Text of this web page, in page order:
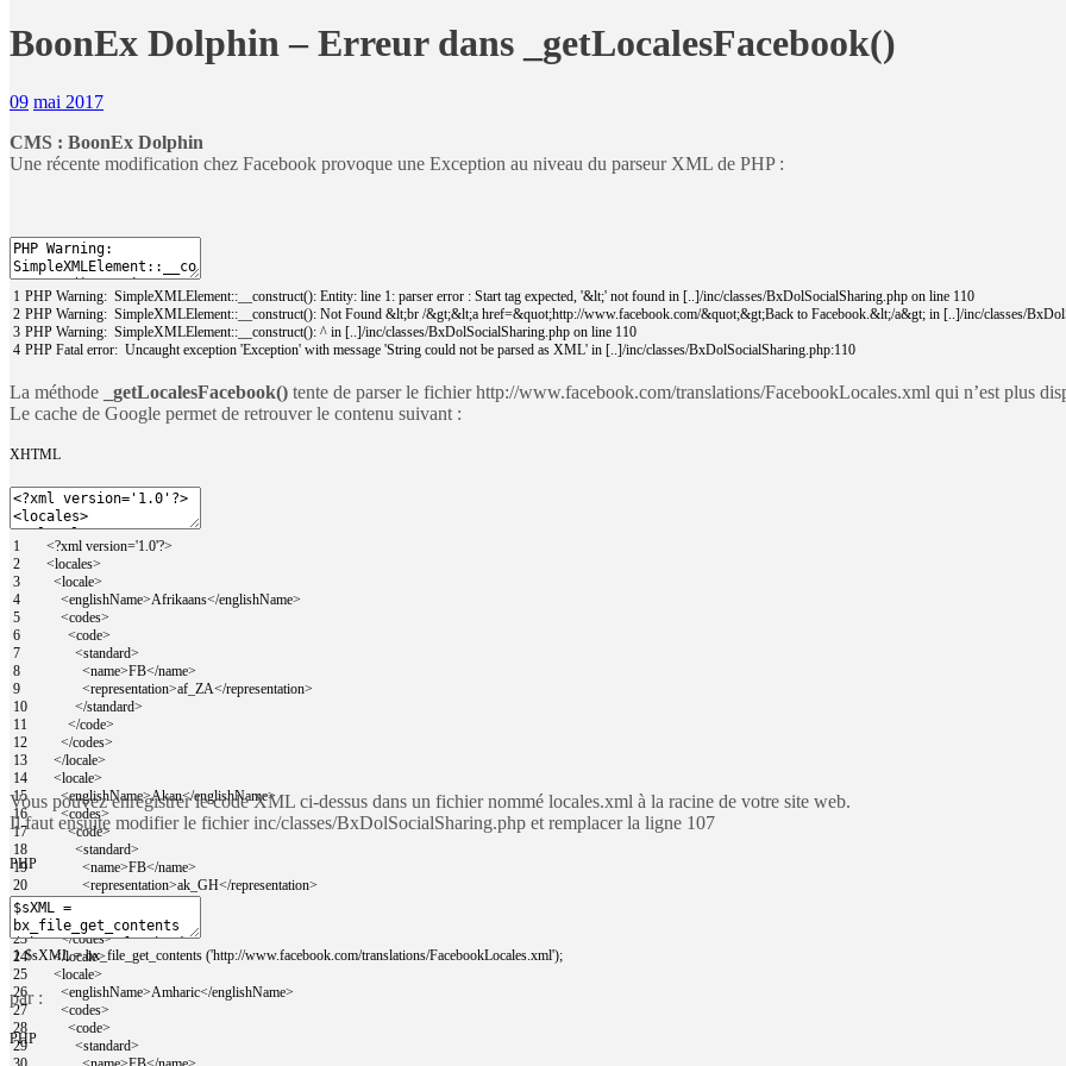
BoonEx Dolphin – Erreur dans _getLocalesFacebook()
09 mai 2017
CMS : BoonEx Dolphin
Une récente modification chez Facebook provoque une Exception au niveau du parseur XML de PHP :
1
2
3
4
PHP Warning: SimpleXMLElement:: __construct(): Entity: line 1 : parser error : Start tag expected '&lt;' not found in [ ]/inc/classes/BxDolSocialSharing php on line 110
PHP Warning: SimpleXMLElement:: __construct(): Not Found &lt;br /&gt;&lt;a href=&quot;http://www.facebook.com/&quot;&gt;Back to Facebook.&lt;/a&gt; in [..]/inc/classes/
PHP Warning: SimpleXMLElement:: __construct(): ^ in [ ]/inc/classes/BxDolSocialSharing php on line 110
PHP Fatal error: Uncaught exception 'Exception' with message 'String could not be parsed as XML' in [ ]/inc/classes/BxDolSocialSharing php:110
La méthode _getLocalesFacebook() tente de parser le fichier http://www.facebook.com/translations/FacebookLocales.xml qui n’est plus
Le cache de Google permet de retrouver le contenu suivant :
XHTML
1
2
3
4
5
6
7
8
9
10
11
12
13
14
15
16
17
18
19
20
21
22
23
24
25
26
27
28
29
<?xml version='1.0'?>
<locales>
<locale>
<englishName>Afrikaans</englishName>
<codes>
<code>
<standard>
<name>FB</name>
<representation>af_ZA</representation>
</standard>
</code>
</codes>
</locale>
<locale>
<englishName>Akan</englishName>
<codes>
<code>
<standard>
<name>FB</name>
<representation>ak_GH</representation>
</standard>
</code>
</codes>
</locale>
<locale>
<englishName>Amharic</englishName>
<codes>
<code>
<standard>
Vous pouvez enregistrer le code XML ci-dessus dans un fichier nommé locales.xml à la racine de votre site web.
Il faut ensuite modifier le fichier inc/classes/BxDolSocialSharing.php et remplacer la ligne 107
PHP
1 $sXML = bx_file_get_contents ('http://www.facebook.com/translations/FacebookLocales.xml');
par :
PHP